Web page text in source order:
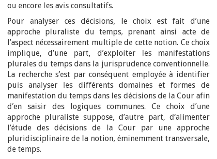
ou encore les avis consultatifs.
Pour analyser ces décisions, le choix est fait d’une
approche pluraliste du temps, prenant ainsi acte de
l’aspect nécessairement multiple de cette notion. Ce choix
implique, d’une part, d’exploiter les manifestations
plurales du temps dans la jurisprudence conventionnelle.
La recherche s’est par conséquent employée à identifier
puis analyser les différents domaines et formes de
manifestation du temps dans les décisions de la Cour afin
d’en saisir des logiques communes. Ce choix d’une
approche pluraliste suppose, d’autre part, d’alimenter
l’étude des décisions de la Cour par une approche
pluridisciplinaire de la notion, éminemment transversale,
de temps.